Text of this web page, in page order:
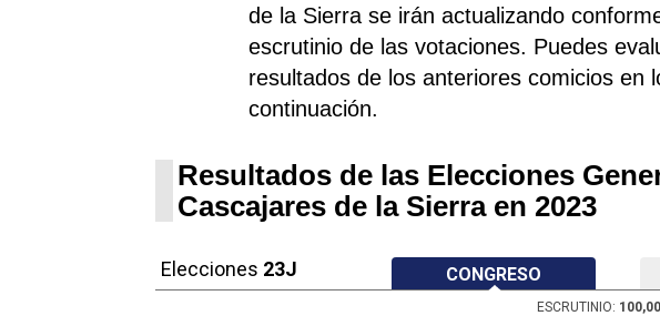
de la Sierra se irán actualizando
escrutinio de las votaciones. Puedes
resultados de los anteriores comicios en
continuación.
Resultados de las Elecciones
Cascajares de la Sierra en 2023
Elecciones 23J CONGRESO
ESCRUTINIO: 100,00